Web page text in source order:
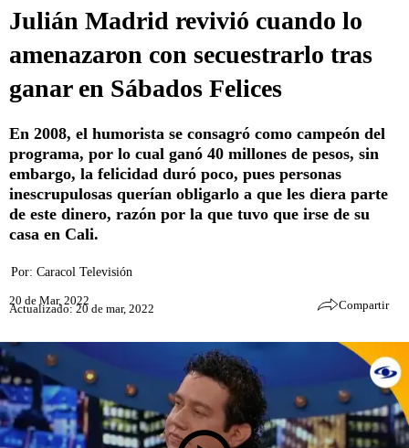
Julián Madrid revivió cuando lo
amenazaron con secuestrarlo tras
ganar en Sábados Felices
En 2008, el humorista se consagró como campeón del
programa, por lo cual ganó 40 millones de pesos, sin
embargo, la felicidad duró poco, pues personas
inescrupulosas querían obligarlo a que les diera parte
de este dinero, razón por la que tuvo que irse de su
casa en Cali.
Por: Caracol Televisión
20 de Mar, 2022
Actualizado: 20 de mar, 2022 Compartir